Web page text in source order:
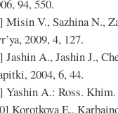
94, 550.
Misin V., Sazhina N.,
2009, 4, 127.
Jashin A., Jashin J.,
2004, 6, 44.
Yashin A.: Ross.
Korotkova E.,